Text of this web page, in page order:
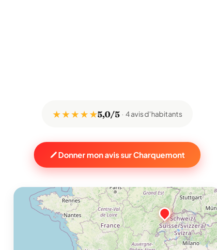
★ ★ ★ ★ ★5,0/5 4 avis d'habitants
Donner mon avis sur Charquemont